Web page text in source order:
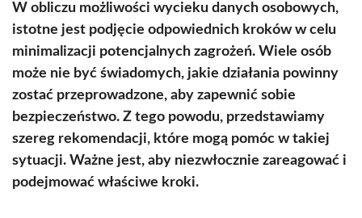
W obliczu możliwości wycieku danych osobowych,
istotne jest podjęcie odpowiednich kroków w celu
minimalizacji potencjalnych zagrożeń. Wiele osób
może nie być świadomych, jakie działania powinny
zostać przeprowadzone, aby zapewnić sobie
bezpieczeństwo. Z tego powodu, przedstawiamy
szereg rekomendacji, które mogą pomóc w takiej
sytuacji. Ważne jest, aby niezwłocznie zareagować i
podejmować właściwe kroki.